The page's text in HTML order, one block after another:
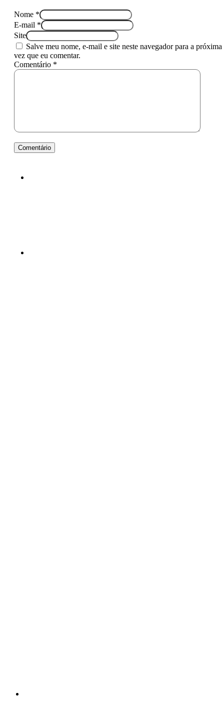
Nome *
E-mail *
Site
Salve meu nome, e-mail e site neste navegador para a próxima
vez que eu comentar.
Comentário *